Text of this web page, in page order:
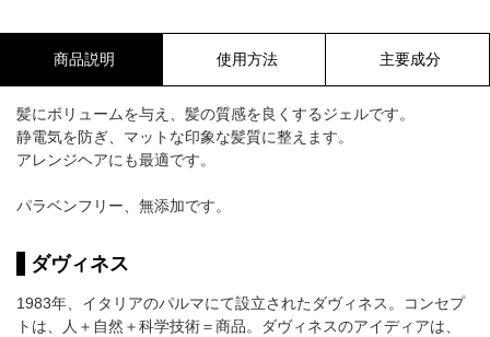
商品説明 使用方法 主要成分
髪にボリュームを与え、髪の質感を良くするジェルです。
静電気を防ぎ、マットな印象な髪質に整えます。
アレンジヘアにも最適です。
パラベンフリー、無添加です。
ダヴィネス
1983年、イタリアのパルマにて設立されたダヴィネス。コンセプ
トは、人＋自然＋科学技術＝商品。ダヴィネスのアイディアは、